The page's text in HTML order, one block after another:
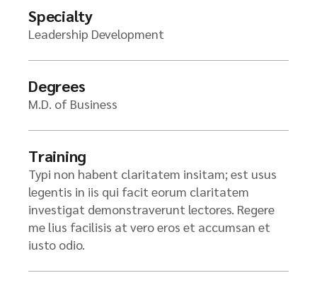
Specialty
Leadership Development
Degrees
M.D. of Business
Training
Typi non habent claritatem insitam; est usus
legentis in iis qui facit eorum claritatem
investigat demonstraverunt lectores. Regere
me lius facilisis at vero eros et accumsan et
iusto odio.